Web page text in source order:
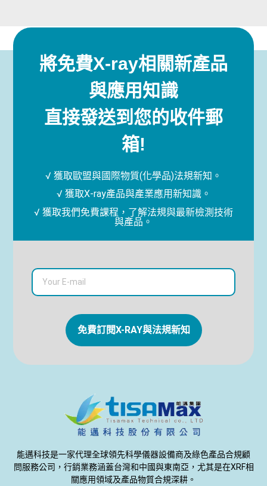
將免費X-ray相關新產品
與應用知識
直接發送到您的收件郵
箱!
√ 獲取歐盟與國際物質(化學品)法規新知。
√ 獲取X-ray產品與產業應用新知識。
√ 獲取我們免費課程，了解法規與最新檢測技術
與產品。
免費訂閱X-RAY與法規新知
能邁科技是一家代理全球領先科學儀器設備商及綠色產品合規顧
問服務公司，行銷業務涵蓋台灣和中國與東南亞，尤其是在XRF相
關應用領域及產品物質合規深耕。